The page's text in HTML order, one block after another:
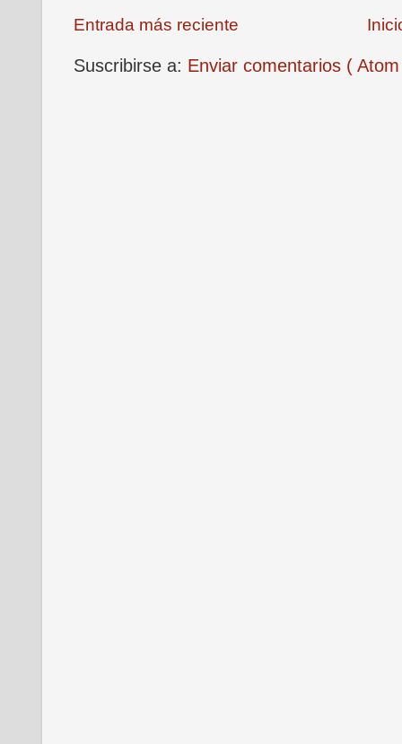
Entrada más reciente
Suscribirse a: Enviar comentarios (